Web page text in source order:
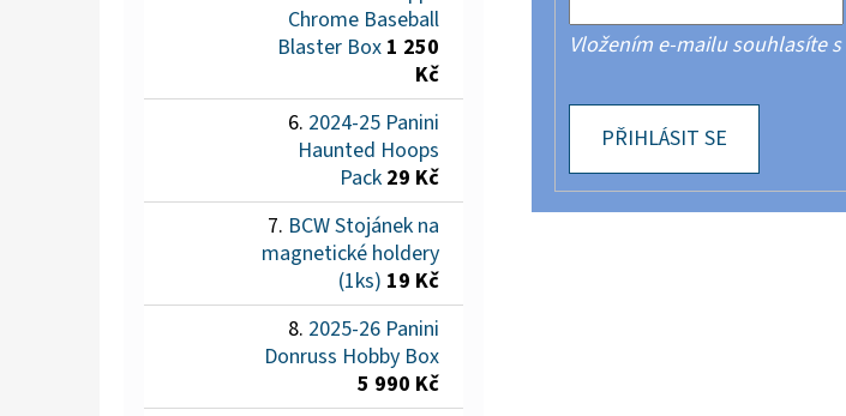
Chrome Baseball
Blaster Box 1 250
Kč
2024-25 Panini
Haunted Hoops
Pack 29 Kč
BCW Stojánek na
magnetické holdery
(1ks) 19 Kč
2025-26 Panini
Donruss Hobby Box
5 990 Kč
Vložením e-mailu souhlasíte s
PŘIHLÁSIT SE